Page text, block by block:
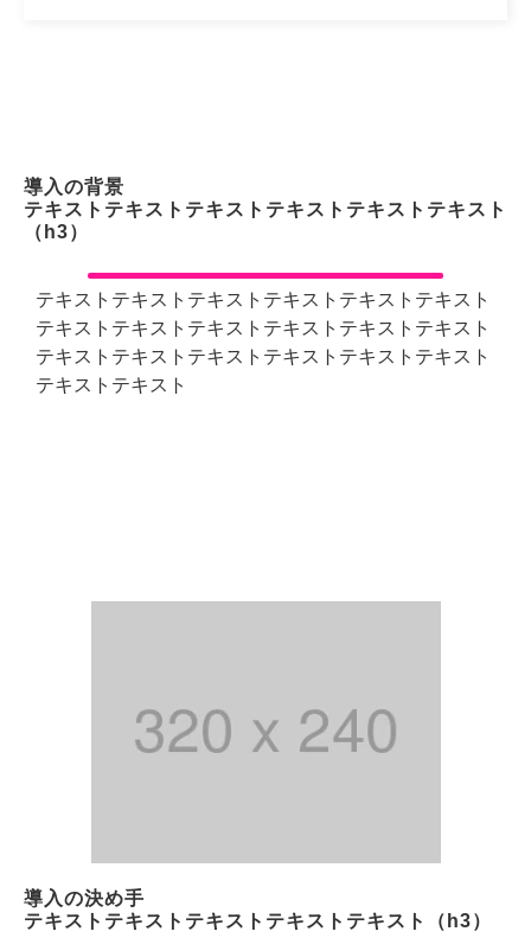
導入の背景
テキストテキストテキストテキストテキストテキスト
（h3）
テキストテキストテキストテキストテキストテキスト
テキストテキストテキストテキストテキストテキスト
テキストテキストテキストテキストテキストテキスト
テキストテキスト
導入の決め手
テキストテキストテキストテキストテキスト（h3）